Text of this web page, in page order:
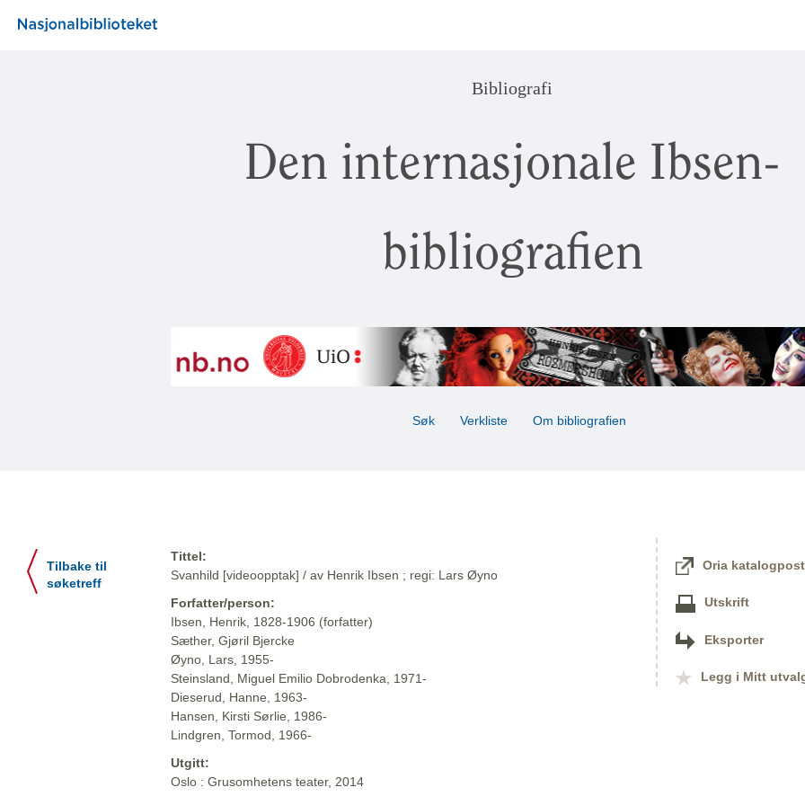
Bibliografi
Den internasjonale Ibsen-
bibliografien
Søk Verkliste Om bibliografien
Tilbake til
søketreff
Tittel:
Svanhild [videoopptak] / av Henrik Ibsen ; regi: Lars Øyno
Forfatter/person:
Ibsen, Henrik, 1828-1906 (forfatter)
Sæther, Gjøril Bjercke
Øyno, Lars, 1955-
Steinsland, Miguel Emilio Dobrodenka, 1971-
Dieserud, Hanne, 1963-
Hansen, Kirsti Sørlie, 1986-
Lindgren, Tormod, 1966-
Utgitt:
Oslo : Grusomhetens teater, 2014
Oria katalogpost
Utskrift
Eksporter
Legg i Mitt